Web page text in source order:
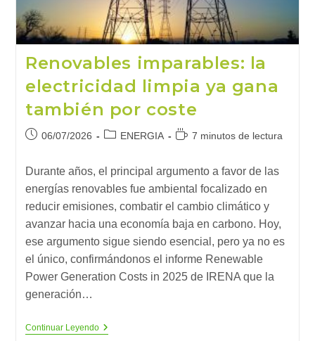
Renovables imparables: la
electricidad limpia ya gana
también por coste
Publicación
entrada:
06/07/2026
Categoría
entrada:
ENERGIA
Tiempo7 minutos de lectura
Durante años, el principal argumento a favor de las
energías renovables fue ambiental focalizado en
reducir emisiones, combatir el cambio climático y
avanzar hacia una economía baja en carbono. Hoy,
ese argumento sigue siendo esencial, pero ya no es
el único, confirmándonos el informe Renewable
Power Generation Costs in 2025 de IRENA que la
generación…
Continuar LeyendoRenovables